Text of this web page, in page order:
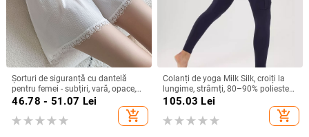
Șorturi de siguranță cu dantelă
pentru femei - subțiri, vară, opace,
croială lejeră, pentru purtare în
interior și exterior, Ice Silk șorturi
46.78 - 51.07 Lei
add_shopping_cart
Colanți de yoga Milk Silk, croiți la
lungime, strâmți, 80–90% poliester
cu elastan, grosime medie
105.03 Lei
add_shopping_cart